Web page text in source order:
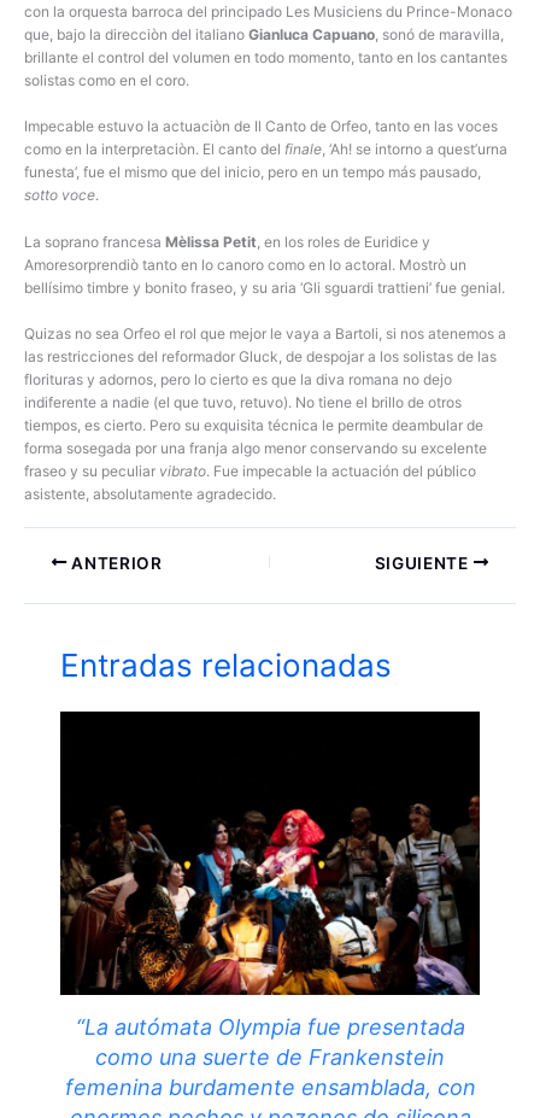
con la orquesta barroca del principado Les Musiciens du Prince-Monaco
que, bajo la direcciòn del italiano Gianluca Capuano, sonó de maravilla,
brillante el control del volumen en todo momento, tanto en los cantantes
solistas como en el coro.
Impecable estuvo la actuaciòn de Il Canto de Orfeo, tanto en las voces
como en la interpretaciòn. El canto del finale, ‘Ah! se intorno a quest’urna
funesta’, fue el mismo que del inicio, pero en un tempo más pausado,
sotto voce.
La soprano francesa Mèlissa Petit , en los roles de Euridice y
Amoresorprendiò tanto en lo canoro como en lo actoral. Mostrò un
bellísimo timbre y bonito fraseo, y su aria ‘Gli sguardi trattieni’ fue genial.
Quizas no sea Orfeo el rol que mejor le vaya a Bartoli, si nos atenemos a
las restricciones del reformador Gluck, de despojar a los solistas de las
florituras y adornos, pero lo cierto es que la diva romana no dejo
indiferente a nadie (el que tuvo, retuvo). No tiene el brillo de otros
tiempos, es cierto. Pero su exquisita técnica le permite deambular de
forma sosegada por una franja algo menor conservando su excelente
fraseo y su peculiar vibrato. Fue impecable la actuación del público
asistente, absolutamente agradecido.
ANTERIOR SIGUIENTE
Entradas relacionadas
“La autómata Olympia fue presentada
como una suerte de Frankenstein
femenina burdamente ensamblada, con